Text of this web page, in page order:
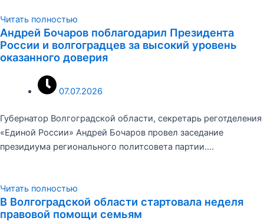
Читать полностью
Андрей Бочаров поблагодарил Президента
России и волгоградцев за высокий уровень
оказанного доверия
07.07.2026
Губернатор Волгоградской области, секретарь реготделения
«Единой России» Андрей Бочаров провел заседание
президиума регионального политсовета партии.…
Читать полностью
В Волгоградской области стартовала неделя
правовой помощи семьям